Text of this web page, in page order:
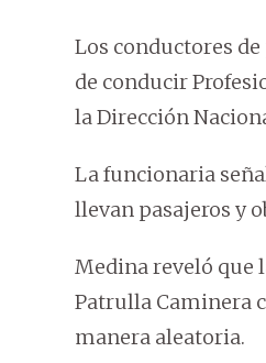
Los conductores
de conducir
la Dirección
La funcionaria
llevan pasajeros y
Medina reveló que
Patrulla Caminera
manera aleatoria.